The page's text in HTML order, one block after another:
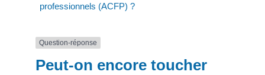
professionnels (ACFP) ?
Question-réponse
Peut-on encore toucher